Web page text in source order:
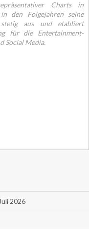
Charts in
den Folgejahren seine
stetig aus und etabliert
für die Entertainment-
Social Media.
2026